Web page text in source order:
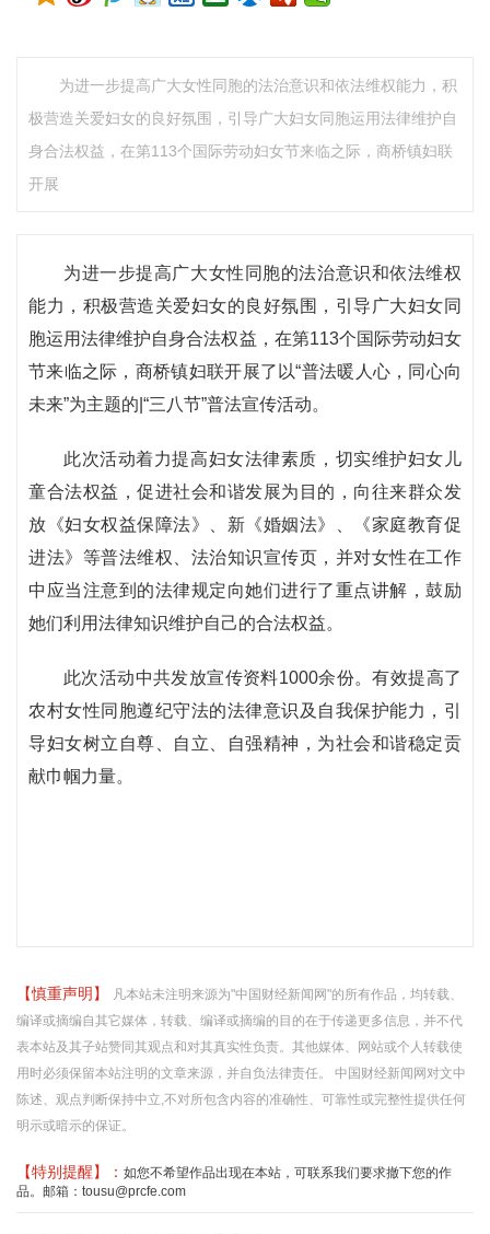
为进一步提高广大女性同胞的法治意识和依法维权能力，积
极营造关爱妇女的良好氛围，引导广大妇女同胞运用法律维护自
身合法权益，在第113个国际劳动妇女节来临之际，商桥镇妇联
开展
为进一步提高广大女性同胞的法治意识和依法维权
能力，积极营造关爱妇女的良好氛围，引导广大妇女同
胞运用法律维护自身合法权益，在第113个国际劳动妇女
节来临之际，商桥镇妇联开展了以“普法暖人心，同心向
未来”为主题的|“三八节”普法宣传活动。
此次活动着力提高妇女法律素质，切实维护妇女儿
童合法权益，促进社会和谐发展为目的，向往来群众发
放《妇女权益保障法》、新《婚姻法》、《家庭教育促
进法》等普法维权、法治知识宣传页，并对女性在工作
中应当注意到的法律规定向她们进行了重点讲解，鼓励
她们利用法律知识维护自己的合法权益。
此次活动中共发放宣传资料1000余份。有效提高了
农村女性同胞遵纪守法的法律意识及自我保护能力，引
导妇女树立自尊、自立、自强精神，为社会和谐稳定贡
献巾帼力量。
【慎重声明】
凡本站未注明来源为"中国财经新闻网"的所有作品，均转载、
编译或摘编自其它媒体，转载、编译或摘编的目的在于传递更多信息，并不代
表本站及其子站赞同其观点和对其真实性负责。其他媒体、网站或个人转载使
用时必须保留本站注明的文章来源，并自负法律责任。 中国财经新闻网对文中
陈述、观点判断保持中立,不对所包含内容的准确性、可靠性或完整性提供任何
明示或暗示的保证。
【特别提醒】： 如您不希望作品出现在本站，可联系我们要求撤下您的作
品。邮箱：tousu@prcfe.com